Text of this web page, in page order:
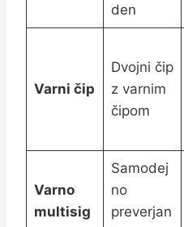
den
Varni čip
Dvojni čip
z varnim
čipom
Varno
multisig
Samodej
no
preverjan